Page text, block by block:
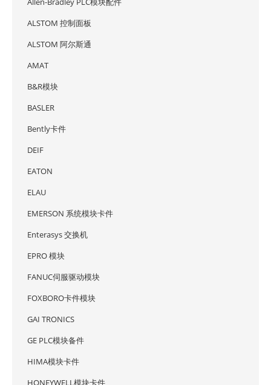
ALSTOM 控制面板
ALSTOM 阿尔斯通
AMAT
B&R模块
BASLER
Bently卡件
DEIF
EATON
ELAU
EMERSON 系统模块卡件
Enterasys 交换机
EPRO 模块
FANUC伺服驱动模块
FOXBORO卡件模块
GAI TRONICS
GE PLC模块备件
HIMA模块卡件
HONEYWELL模块卡件